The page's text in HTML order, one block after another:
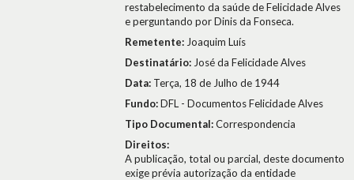
restabelecimento da saúde de Felicidade Alves
e perguntando por Dinis da Fonseca.
Remetente: Joaquim Luís
Destinatário: José da Felicidade Alves
Data: Terça, 18 de Julho de 1944
Fundo:DFL - Documentos Felicidade Alves
Tipo Documental:Correspondencia
Direitos:
A publicação, total ou parcial, deste documento
exige prévia autorização da entidade